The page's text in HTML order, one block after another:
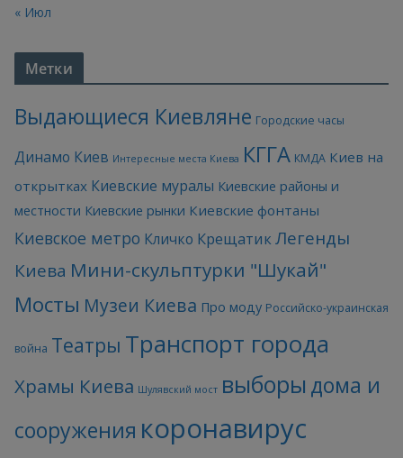
« Июл
Метки
Выдающиеся Киевляне Городские часы
Динамо Киев Интересные места Киева КГГА КМДА Киев на
открытках Киевские муралы Киевские районы и
местности Киевские рынки Киевские фонтаны
Киевское метро Кличко КрещатикЛегенды
Киева Мини-скульптурки "Шукай"
Мосты Музеи Киева Про моду Российско-украинская
война Театры Транспорт города
Храмы Киева Шулявский мост выборы дома и
сооружения коронавирус